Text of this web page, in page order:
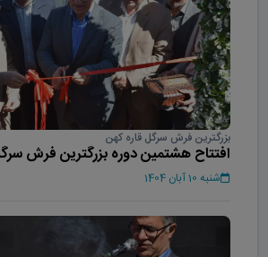
بزرگترین فرش سرگل قاره کهن
افتتاح هشتمین دوره بزرگترین فرش
محلات
شنبه 10 آبان 1404